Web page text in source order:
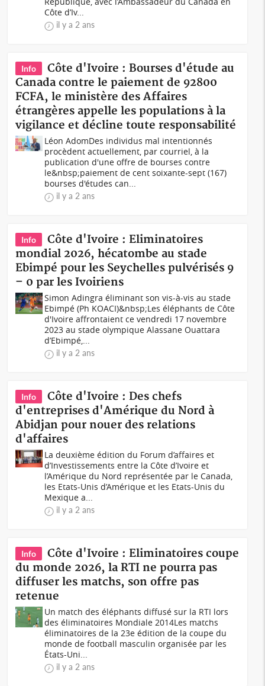
Côte d’Iv...
il y a 2 ans
Info
Côte d'Ivoire : Bourses d'étude au
Canada contre le paiement de 92800
FCFA, le ministère des Affaires
étrangères appelle les populations à la
vigilance et décline toute responsabilité
Léon AdomDes individus mal intentionnés
procèdent actuellement, par courriel, à la
publication d'une offre de bourses contre
le&nbsp;paiement de cent soixante-sept (167)
bourses d'études can...
il y a 2 ans
Info
Côte d'Ivoire : Eliminatoires
mondial 2026, hécatombe au stade
Ebimpé pour les Seychelles pulvérisés 9
– 0 par les Ivoiriens
Simon Adingra éliminant son vis-à-vis au stade
Ebimpé (Ph KOACI)&nbsp;Les éléphants de Côte
d'Ivoire affrontaient ce vendredi 17 novembre
2023 au stade olympique Alassane Ouattara
d’Ebimpé,...
il y a 2 ans
Info
Côte d'Ivoire : Des chefs
d'entreprises d'Amérique du Nord à
Abidjan pour nouer des relations
d'affaires
La deuxième édition du Forum d’affaires et
d’Investissements entre la Côte d’Ivoire et
l’Amérique du Nord représentée par le Canada,
les Etats-Unis d’Amérique et les Etats-Unis du
Mexique a...
il y a 2 ans
Info
Côte d'Ivoire : Eliminatoires coupe
du monde 2026, la RTI ne pourra pas
diffuser les matchs, son offre pas
retenue
Un match des éléphants diffusé sur la RTI lors
des éliminatoires Mondiale 2014Les matchs
éliminatoires de la 23e édition de la coupe du
monde de football masculin organisée par les
États-Uni...
il y a 2 ans